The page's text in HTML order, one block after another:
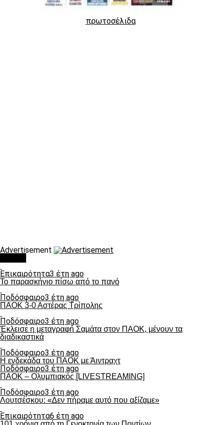
πρωτοσέλιδα
Advertisement
Επικαιρότητα3 έτη ago
Το παρασκήνιο πίσω από το πανό
Ποδόσφαιρο3 έτη ago
ΠΑΟΚ 3-0 Αστέρας Τρίπολης
Ποδόσφαιρο3 έτη ago
Έκλεισε η μεταγραφή Σαμάτα στον ΠΑΟΚ, μένουν τα
διαδικαστικά
Ποδόσφαιρο3 έτη ago
Η ενδεκάδα του ΠΑΟΚ με Άιντραχτ
Ποδόσφαιρο3 έτη ago
ΠΑΟΚ – Ολυμπιακός [LIVESTREAMING]
Ποδόσφαιρο3 έτη ago
Λουτσέσκου: «Δεν πήραμε αυτό που αξίζαμε»
Επικαιρότητα6 έτη ago